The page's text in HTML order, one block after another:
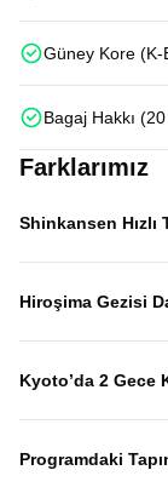
Güney Kore
Bagaj Hakkı
Farklarımız
Shinkansen Hızlı
Japonya’nın
Kyoto–Tokyo ve
Hiroşima Gezisi
Dünya tarihinde
Hiroşima’da,
bugününü
Kyoto’da 2 Gece
Birçok turda
konaklayarak,
acele etmeden
Programdaki